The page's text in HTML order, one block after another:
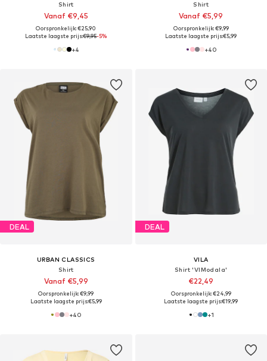
Shirt
Vanaf €9,45
Oorspronkelijk: €25,90
Laatste laagste prijs:€9,95-5%
+4
Shirt
Vanaf €5,99
Oorspronkelijk: €9,99
Laatste laagste prijs:€5,99
+40
DEAL
URBAN CLASSICS
Shirt
Vanaf €5,99
Oorspronkelijk: €9,99
Laatste laagste prijs:€5,99
+40
DEAL
VILA
Shirt 'VIModala'
€22,49
Oorspronkelijk: €24,99
Laatste laagste prijs:€19,99
+1